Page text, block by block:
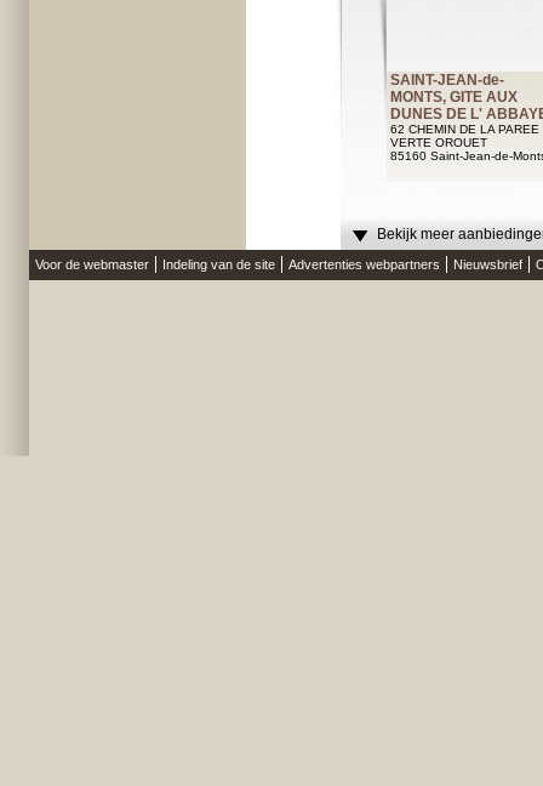
SAINT-JEAN-de-
MONTS, GITE AUX
DUNES DE L'
62 CHEMIN DE LA PAREE
VERTE OROUET
85160 Saint-Jean-de-
Bekijk meer
Voor de webmaster Indeling van de site Advertenties webpartners Nieuwsbrief